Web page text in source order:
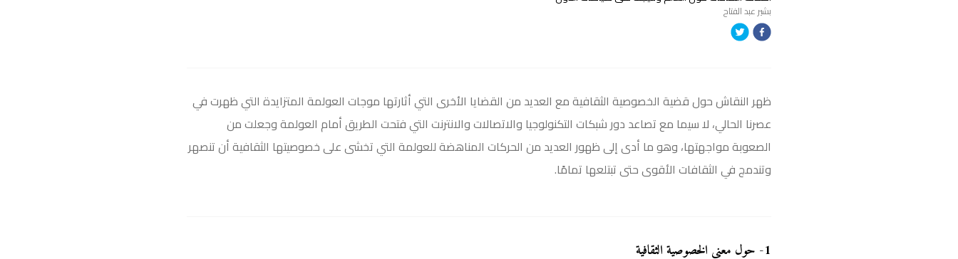
بشير عبد الفتاح
ظهر النقاش حول قضية الخصوصية الثقافية مع العديد من القضايا الأخرى التي أثارتها موجات العولمة المتزايدة التي ظهرت في
عصرنا الحالي، لا سيما مع تصاعد دور شبكات التكنولوجيا والاتصالات والانترنت التي فتحت الطريق أمام العولمة وجعلت من
الصعوبة مواجهتها، وهو ما أدى إلى ظهور العديد من الحركات المناهضة للعولمة التي تخشى على خصوصيتها الثقافية أن تنصهر
وتندمج في الثقافات الأقوى حتى تبتلعها تمامًا.
1
- حول معنى الخصوصية الثقافية